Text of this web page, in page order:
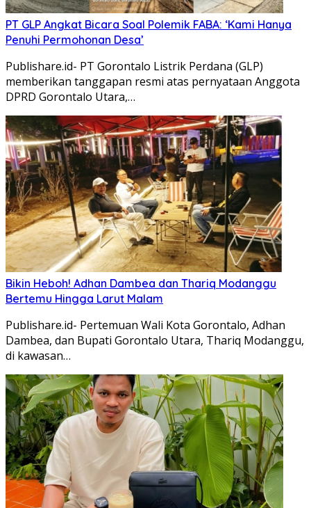
PT GLP Angkat Bicara Soal Polemik FABA: ‘Kami Hanya
Penuhi Permohonan Desa’
Publishare.id- PT Gorontalo Listrik Perdana (GLP)
memberikan tanggapan resmi atas pernyataan Anggota
DPRD Gorontalo Utara,…
Bikin Heboh! Adhan Dambea dan Thariq Modanggu
Bertemu Hingga Larut Malam
Publishare.id- Pertemuan Wali Kota Gorontalo, Adhan
Dambea, dan Bupati Gorontalo Utara, Thariq Modanggu,
di kawasan…